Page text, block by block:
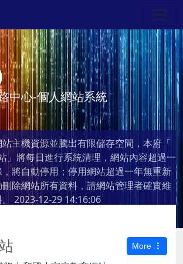
中心-個人網站系統
主機資源並騰出有限儲存空間，本府「
」將每日進行系統清理，網站內容超過一
將自動停用；停用網站超過一年無重新
除網站所有資料，請網站管理者確實維
2023-12-29 14:16:06
More